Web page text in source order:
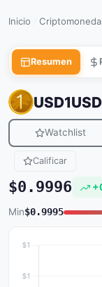
Inicio
Resumen
USD1
Watchlist
Calificar
$0.9996
Min$0.9995